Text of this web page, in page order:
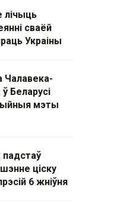
лічыць
сваёй
Украіны
Чалавека-
Беларусі
мэты
ціску
6 жніўня